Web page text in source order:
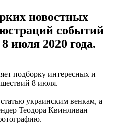
новостных
событий
июля 2020 года.
подборку интересных и
8 июля.
украинским венкам, а
Теодора Квинливан